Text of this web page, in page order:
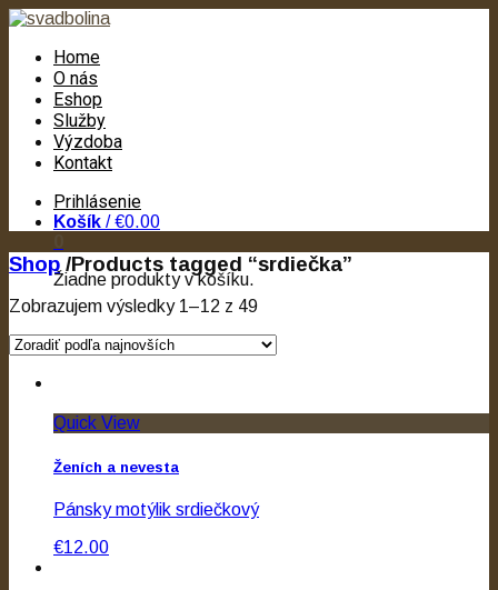
Home
O nás
Eshop
Služby
Výzdoba
Kontakt
Prihlásenie
Košík /€0.00
Žiadne produkty v košíku.
Shop /Products tagged “srdiečka”
Zobrazujem výsledky 1–12 z 49
Quick View
Ženích a nevesta
Pánsky motýlik srdiečkový
€12.00